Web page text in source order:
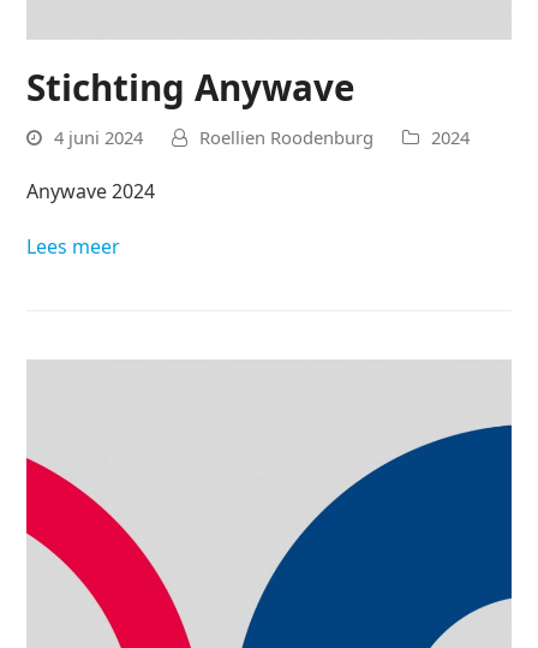
Stichting Anywave
4 juni 2024 Roellien Roodenburg 2024
Anywave 2024
Lees meer